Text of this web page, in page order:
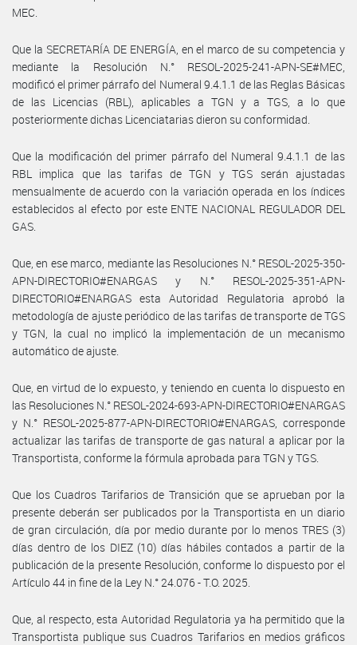
MEC.
Que la SECRETARÍA DE ENERGÍA, en el marco de su competencia y
mediante la Resolución N.° RESOL-2025-241-APN-SE#MEC,
modificó el primer párrafo del Numeral 9.4.1.1 de las Reglas Básicas
de las Licencias (RBL), aplicables a TGN y a TGS, a lo que
posteriormente dichas Licenciatarias dieron su conformidad.
Que la modificación del primer párrafo del Numeral 9.4.1.1 de las
RBL implica que las tarifas de TGN y TGS serán ajustadas
mensualmente de acuerdo con la variación operada en los índices
establecidos al efecto por este ENTE NACIONAL REGULADOR DEL
GAS.
Que, en ese marco, mediante las Resoluciones N.° RESOL-2025-350-
APN-DIRECTORIO#ENARGAS y N.° RESOL-2025-351-APN-
DIRECTORIO#ENARGAS esta Autoridad Regulatoria aprobó la
metodología de ajuste periódico de las tarifas de transporte de TGS
y TGN, la cual no implicó la implementación de un mecanismo
automático de ajuste.
Que, en virtud de lo expuesto, y teniendo en cuenta lo dispuesto en
las Resoluciones N.° RESOL-2024-693-APN-DIRECTORIO#ENARGAS
y N.° RESOL-2025-877-APN-DIRECTORIO#ENARGAS, corresponde
actualizar las tarifas de transporte de gas natural a aplicar por la
Transportista, conforme la fórmula aprobada para TGN y TGS.
Que los Cuadros Tarifarios de Transición que se aprueban por la
presente deberán ser publicados por la Transportista en un diario
de gran circulación, día por medio durante por lo menos TRES (3)
días dentro de los DIEZ (10) días hábiles contados a partir de la
publicación de la presente Resolución, conforme lo dispuesto por el
Artículo 44 in fine de la Ley N.° 24.076 - T.O. 2025.
Que, al respecto, esta Autoridad Regulatoria ya ha permitido que la
Transportista publique sus Cuadros Tarifarios en medios gráficos